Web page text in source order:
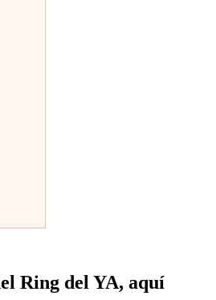
Ring del YA, aquí